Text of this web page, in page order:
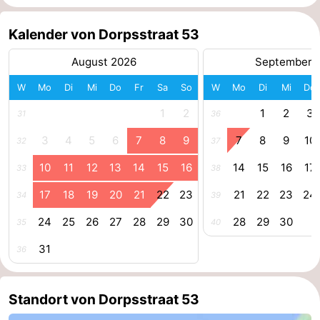
Zeeland
Schouwen-
Duiveland
Renesse
Brouwershaven
Bruinisse
Natur
-
Kalender von Dorpsstraat 53
August 2026
W Mo Di Mi Do Fr Sa So
31 1 2
32 3 4 5 6 7 8 9
33 10 11 12 13 14 15 16
34 17 18 19 20 21 22 23
35 24 25 26 27 28 29 30
36 31
September
W Mo Di Mi Do
36 1 2 3
37 7 8 9 10
38 14 15 16 17
39 21 22 23 24
40 28 29 30
Standort von Dorpsstraat 53